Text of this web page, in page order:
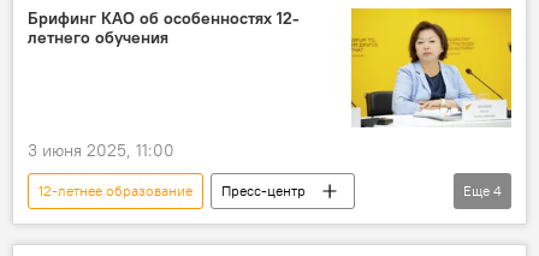
обучение
школа Назира Дюшеева
Брифинг КАО об особенностях 12-
летнего обучения
3 июня 2025, 11:00
12-летнее образование
Пресс-центр
Пресс-анонс
брифинг
Еще 4